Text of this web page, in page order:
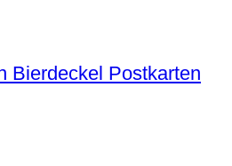
Bierdeckel Postkarten